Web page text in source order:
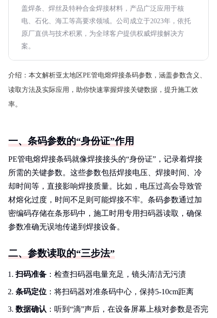
盖焊条、焊丝及特种合金焊接材料，产品广泛应用于核
电、石化、海工等高要求领域。公司成立于2023年，依托
原厂直供与技术积累，为全球客户提供权威焊接解决方
案。
介绍： 本文解析亚太地区PE管电熔焊接条码参数，涵盖参数含义、
读取方法及实际应用，助你快速掌握焊接关键数据，提升施工效
率。
一、条码参数的“身份证”作用
PE管电熔焊接条码就像焊接接头的“身份证”，记录着焊接
所需的关键参数。这些参数包括焊接电压、焊接时间、冷
却时间等，直接影响焊接质量。比如，电压过高会导致管
材熔化过度，时间不足则可能焊接不牢。条码参数通过加
密编码存储在条形码中，施工时用专用扫码器读取，确保
参数准确无误地传递到焊接设备。
二、参数读取的“三步法”
扫码准备 ：检查扫码器电量充足，镜头清洁无污渍
条码定位 ：将扫码器对准条码中心，保持5-10cm距离
数据确认 ：听到“滴”声后，在设备屏幕上核对参数是否完